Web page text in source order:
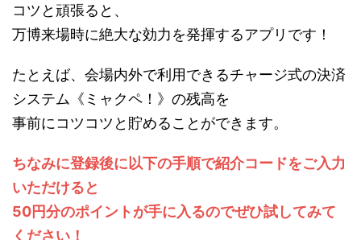
コツと頑張ると、
万博来場時に絶大な効力を発揮するアプリです！
たとえば、会場内外で利用できるチャージ式の決済
システム《ミャクペ！》の残高を
事前にコツコツと貯めることができます。
ちなみに登録後に以下の手順で紹介コードをご入力
いただけると
50円分のポイントが手に入るのでぜひ試してみて
ください！